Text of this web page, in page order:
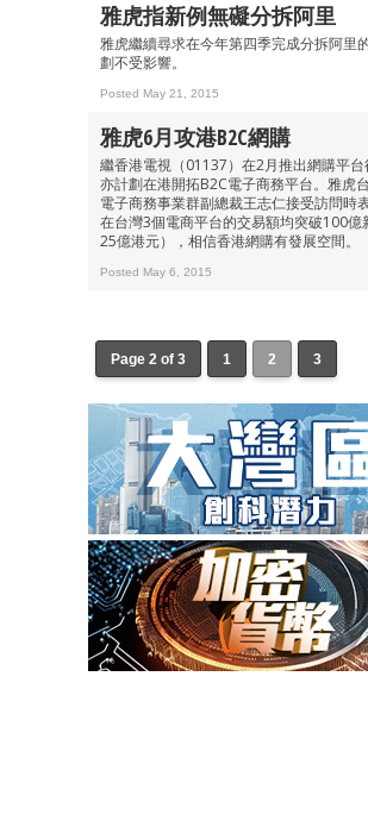
雅虎指新例無礙分拆阿里
雅虎繼續尋求在今年第四季完成分拆阿里
劃不受影響。
Posted May 21, 2015
雅虎6月攻港B2C網購
繼香港電視（01137）在2月推出網購平
亦計劃在港開拓B2C電子商務平台。雅虎
電子商務事業群副總裁王志仁接受訪問時
在台灣3個電商平台的交易額均突破100億
25億港元），相信香港網購有發展空間。
Posted May 6, 2015
Page 2 of 3 1 2 3